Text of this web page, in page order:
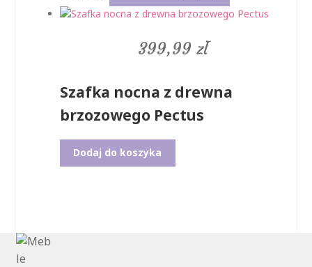
399,99 zł
Szafka nocna z drewna
brzozowego Pectus
Dodaj do koszyka